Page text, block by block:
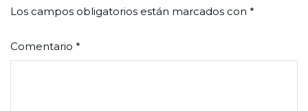
Los campos obligatorios están marcados con *
Comentario *